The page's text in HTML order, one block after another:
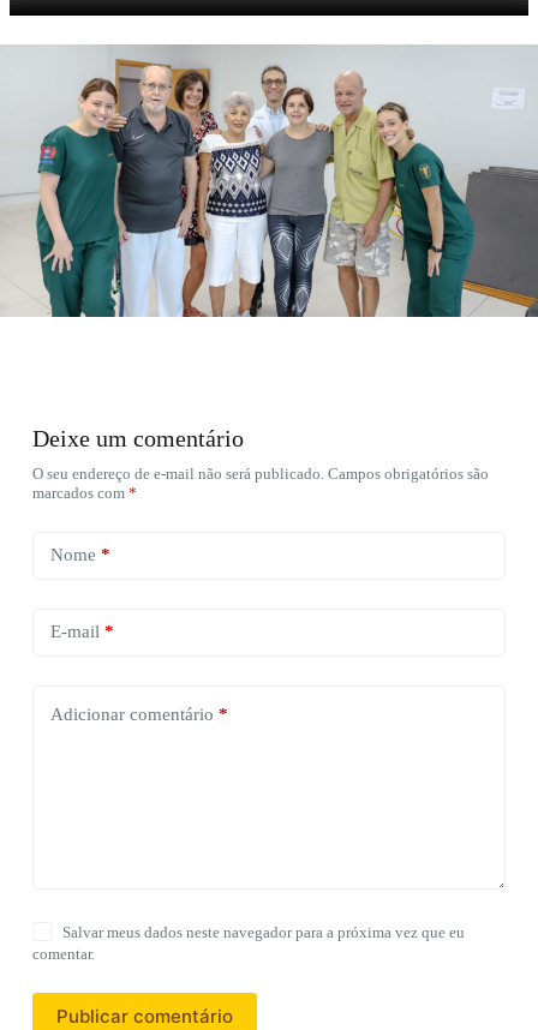
Deixe um comentário
O seu endereço de e-mail não será publicado. Campos obrigatórios são
marcados com *
Nome *
E-mail*
Adicionar comentário *
Salvar meus dados neste navegador para a próxima vez que eu
comentar.
Publicar comentário